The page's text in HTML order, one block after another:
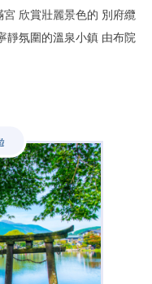
欣賞壯麗景色的 別府纜
靜氛圍的溫泉小鎮 由布院